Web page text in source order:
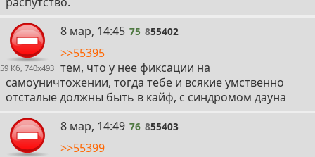
59 Кб, 740x493
75
8 мар, 14:45 75 855402
>>55395
тем, что у нее фиксации на
самоуничтожении, тогда тебе и всякие умственно
отсталые должны быть в кайф, с синдромом дауна
76
8 мар, 14:49 76 855403
>>55399